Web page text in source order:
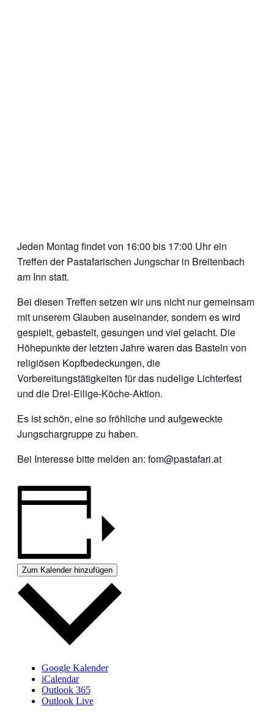
Jeden Montag findet von 16:00 bis 17:00 Uhr ein
Treffen der Pastafarischen Jungschar in Breitenbach
am Inn statt.
Bei diesen Treffen setzen wir uns nicht nur gemeinsam
mit unserem Glauben auseinander, sondern es wird
gespielt, gebastelt, gesungen und viel gelacht. Die
Höhepunkte der letzten Jahre waren das Basteln von
religiösen Kopfbedeckungen, die
Vorbereitungstätigkeiten für das nudelige Lichterfest
und die Drei-Eilige-Köche-Aktion.
Es ist schön, eine so fröhliche und aufgeweckte
Jungschargruppe zu haben.
Bei Interesse bitte melden an: fom@pastafari.at
Zum Kalender hinzufügen
Google Kalender
iCalendar
Outlook 365
Outlook Live